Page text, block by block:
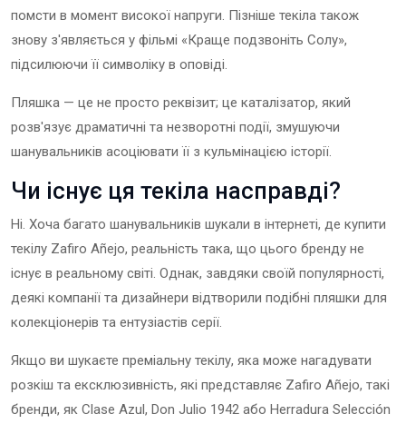
помсти в момент високої напруги. Пізніше текіла також
знову з'являється у фільмі «Краще подзвоніть Солу»,
підсилюючи її символіку в оповіді.
Пляшка — це не просто реквізит; це каталізатор, який
розв'язує драматичні та незворотні події, змушуючи
шанувальників асоціювати її з кульмінацією історії.
Чи існує ця текіла насправді?
Ні. Хоча багато шанувальників шукали в інтернеті, де купити
текілу Zafiro Añejo, реальність така, що цього бренду не
існує в реальному світі. Однак, завдяки своїй популярності,
деякі компанії та дизайнери відтворили подібні пляшки для
колекціонерів та ентузіастів серії.
Якщо ви шукаєте преміальну текілу, яка може нагадувати
розкіш та ексклюзивність, які представляє Zafiro Añejo, такі
бренди, як Clase Azul, Don Julio 1942 або Herradura Selección